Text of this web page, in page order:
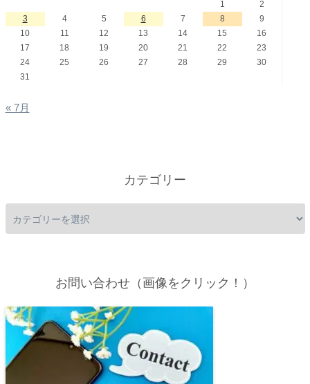
1
2
3
4 5 6 7 8
9
10
11 12 13 14 15
16
17
18 19 20 21 22
23
24
25 26 27 28 29
30
31
« 7月
カテゴリー
お問い合わせ（画像をクリック！）